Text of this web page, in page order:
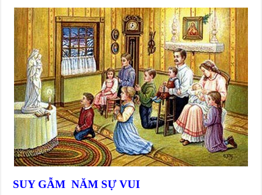
SUY GẪM NĂM SỰ VUI